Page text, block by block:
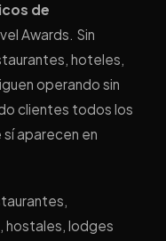
de
Awards. Sin
hoteles,
operando sin
clientes todos los
aparecen en
hostales, lodges